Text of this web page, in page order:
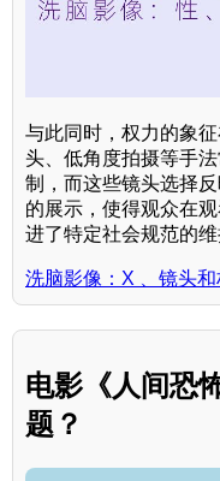
与此同时，权力的象
头、低角度拍摄等手
制，而这些镜头选择
的展示，使得观众在
进了特定社会规范的维
洗脑影像：X 、镜头和
电影《人间恐
题？